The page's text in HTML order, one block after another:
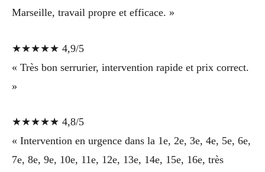
Marseille, travail propre et efficace. »
★★★★★ 4,9/5
« Très bon serrurier, intervention rapide et prix correct.
»
★★★★★ 4,8/5
« Intervention en urgence dans la 1e, 2e, 3e, 4e, 5e, 6e,
7e, 8e, 9e, 10e, 11e, 12e, 13e, 14e, 15e, 16e, très